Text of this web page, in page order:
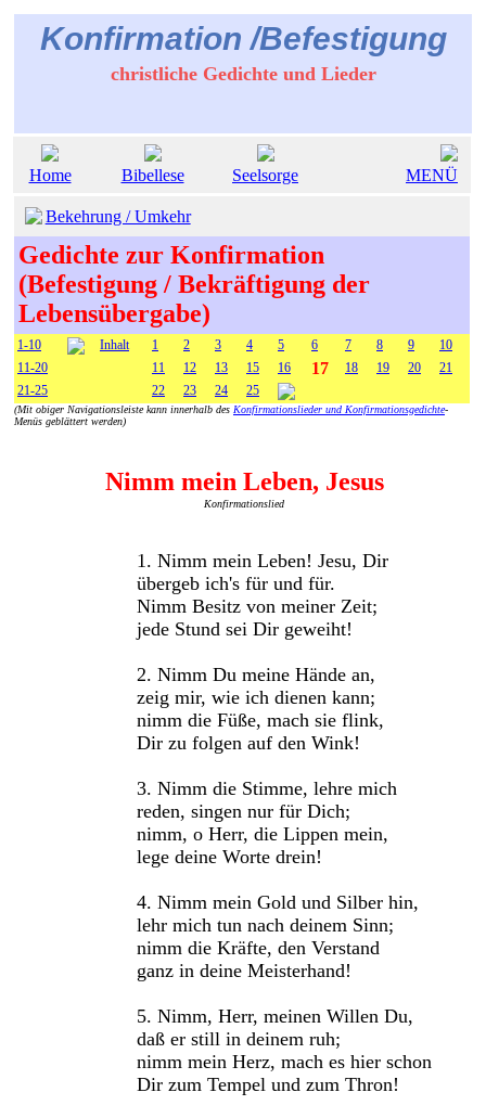
Konfirmation /Befestigung
christliche Gedichte und Lieder
Home Bibellese Seelsorge MENÜ
Bekehrung / Umkehr
Gedichte zur Konfirmation
(Befestigung / Bekräftigung der
Lebensübergabe)
1-10 Inhalt 1 2 3 4 5 6 7 8 9
10
11-20
11 12 13 15 16 17 18 19 20
21
21-25
22 23 24 25
(Mit obiger Navigationsleiste kann innerhalb des Konfirmationslieder und Konfirmationsgedichte-
Menüs geblättert werden)
Nimm mein Leben, Jesus
Konfirmationslied
1. Nimm mein Leben! Jesu, Dir
übergeb ich's für und für.
Nimm Besitz von meiner Zeit;
jede Stund sei Dir geweiht!
2. Nimm Du meine Hände an,
zeig mir, wie ich dienen kann;
nimm die Füße, mach sie flink,
Dir zu folgen auf den Wink!
3. Nimm die Stimme, lehre mich
reden, singen nur für Dich;
nimm, o Herr, die Lippen mein,
lege deine Worte drein!
4. Nimm mein Gold und Silber hin,
lehr mich tun nach deinem Sinn;
nimm die Kräfte, den Verstand
ganz in deine Meisterhand!
5. Nimm, Herr, meinen Willen Du,
daß er still in deinem ruh;
nimm mein Herz, mach es hier schon
Dir zum Tempel und zum Thron!